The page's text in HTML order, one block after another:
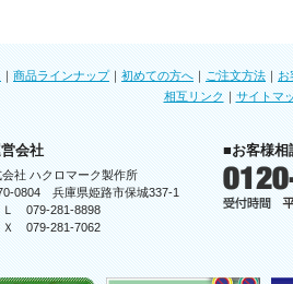
｜ 商品ラインナップ｜ 初めての方へ ｜ ご注文方法 ｜ お
相互リンク ｜ サイトマ
会社
会社 ハクロマーク製作所
0804 兵庫県姫路市保城337-1
Ｌ 079-281-8898
Ｘ 079-281-7062
■お客様相